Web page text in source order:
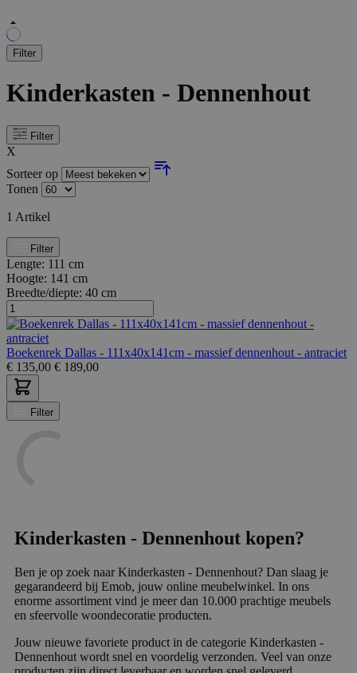
Filter
Kinderkasten - Dennenhout
Filter
X
Sorteer op
Tonen
1 Artikel
Filter
Lengte: 111 cm
Hoogte: 141 cm
Breedte/diepte: 40 cm
Boekenrek Dallas - 111x40x141cm - massief dennenhout - antraciet
€ 135,00 € 189,00
Filter
Kinderkasten - Dennenhout kopen?
Ben je op zoek naar Kinderkasten - Dennenhout? Dan slaag je
gegarandeerd bij Emob, jouw online meubelwinkel. In ons
enorme assortiment vind je meer dan 10.000 prachtige meubels
en sfeervolle woondecoratie producten.
Jouw nieuwe favoriete product in de categorie Kinderkasten -
Dennenhout wordt snel en voordelig verzonden. Veel van onze